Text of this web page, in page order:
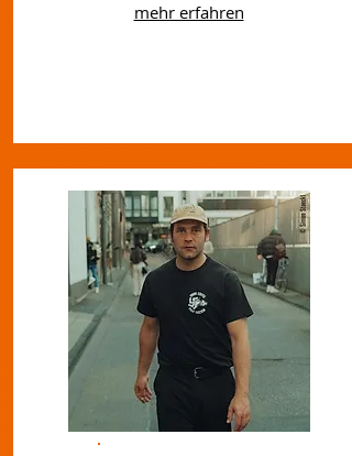
mehr erfahren